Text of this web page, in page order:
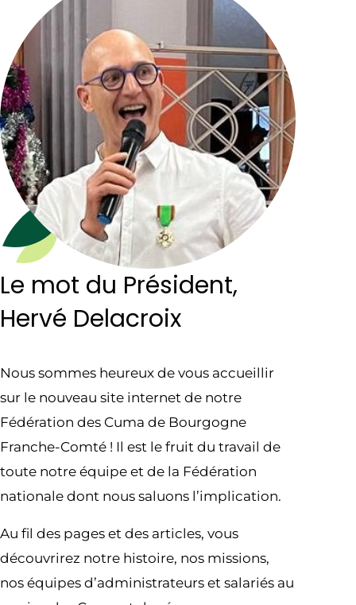
Le mot du Président,
Hervé Delacroix
Nous sommes heureux de vous accueillir
sur le nouveau site internet de notre
Fédération des Cuma de Bourgogne
Franche-Comté ! Il est le fruit du travail de
toute notre équipe et de la Fédération
nationale dont nous saluons l’implication.
Au fil des pages et des articles, vous
découvrirez notre histoire, nos missions,
nos équipes d’administrateurs et salariés au